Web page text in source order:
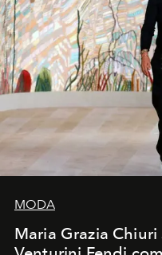
MODA
Maria Grazia